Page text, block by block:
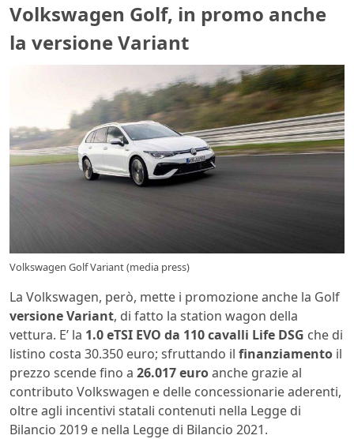
Volkswagen Golf, in promo anche
la versione Variant
Volkswagen Golf Variant (media press)
La Volkswagen, però, mette i promozione anche la Golf
versione Variant, di fatto la station wagon della
vettura. E’ la 1.0 eTSI EVO da 110 cavalli Life DSG che di
listino costa 30.350 euro; sfruttando il finanziamento il
prezzo scende fino a 26.017 euroanche grazie al
contributo Volkswagen e delle concessionarie aderenti,
oltre agli incentivi statali contenuti nella Legge di
Bilancio 2019 e nella Legge di Bilancio 2021.